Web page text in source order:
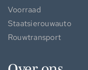
Voorraad
Staatsierouwauto
Rouwtransport